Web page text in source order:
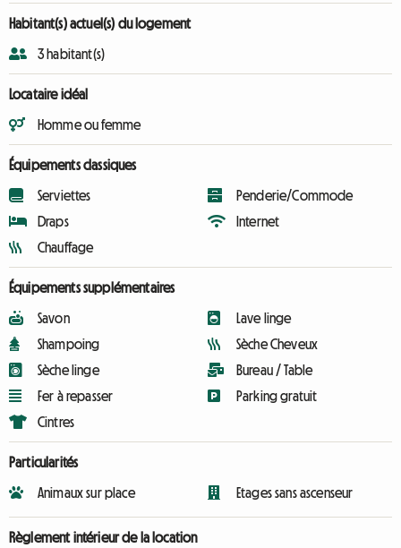
Habitant(s) actuel(s) du logement
3 habitant(s)
Locataire idéal
Homme ou femme
Équipements classiques
Serviettes
Draps
Chauffage
Penderie/Commode
Internet
Équipements supplémentaires
Savon
Shampoing
Sèche linge
Fer à repasser
Cintres
Lave linge
Sèche Cheveux
Bureau / Table
Parking gratuit
Particularités
Animaux sur place Etages sans ascenseur
Règlement intérieur de la location